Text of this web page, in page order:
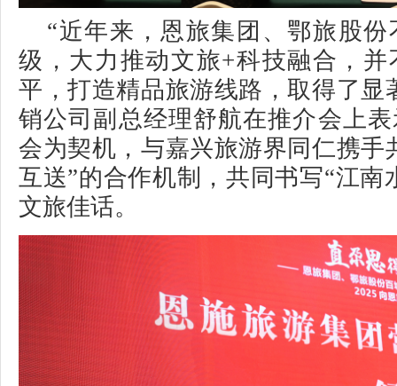
“近年来，恩旅集团、鄂旅股
级，大力推动文旅+科技融合，
平，打造精品旅游线路，取得了显
销公司副总经理舒航在推介会上
会为契机，与嘉兴旅游界同仁携手
互送”的合作机制，共同书写“江南
文旅佳话。